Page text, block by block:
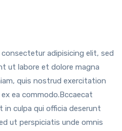
adipisicing elit, sed
ut labore et dolore magna
quis nostrud exercitation
ea commodo.Bccaecat
culpa qui officia deserunt
ut perspiciatis unde omnis